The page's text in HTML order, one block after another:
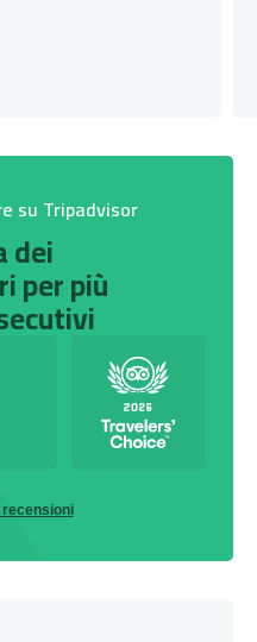
su Tripadvisor
dei
per più